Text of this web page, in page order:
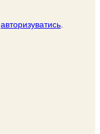
авторизуватись